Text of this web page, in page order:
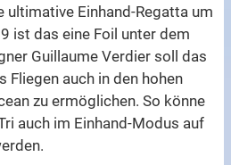
ultimative Einhand-Regatta um
ist das eine Foil unter dem
Guillaume Verdier soll das
Fliegen auch in den hohen
zu ermöglichen. So könne
auch im Einhand-Modus auf